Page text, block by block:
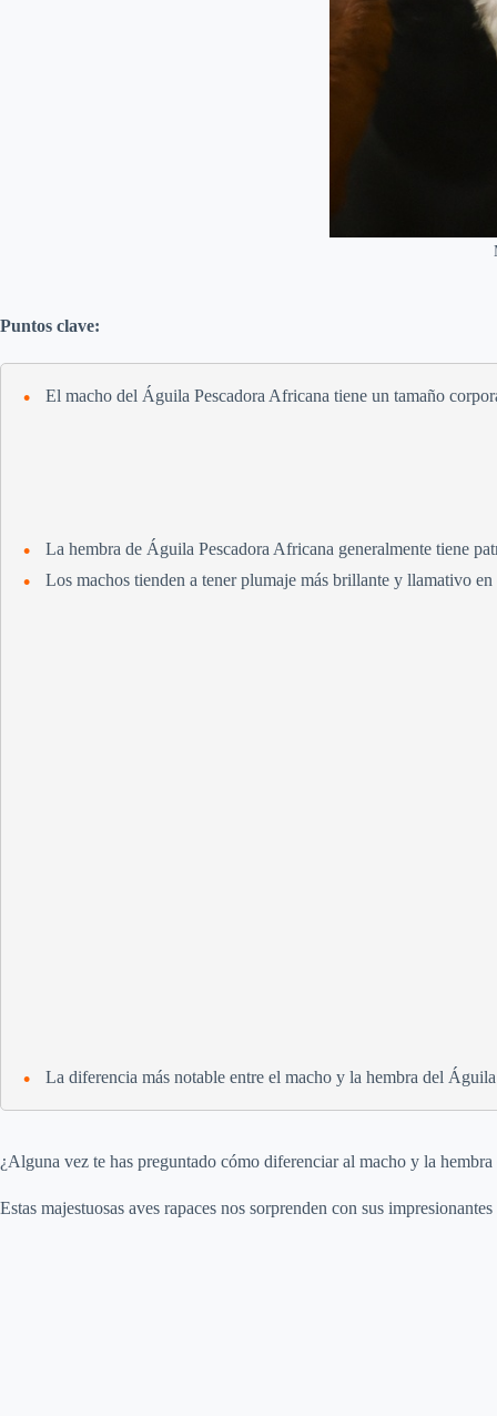
Puntos clave:
El macho del Águila Pescadora Africana tiene un tamaño
La hembra de Águila Pescadora Africana generalmente tiene
Los machos tienden a tener plumaje más brillante y llamativo en
La diferencia más notable entre el macho y la hembra del
¿Alguna vez te has preguntado cómo diferenciar al macho y la
Estas majestuosas aves rapaces nos sorprenden con sus